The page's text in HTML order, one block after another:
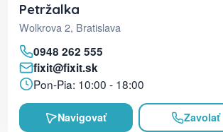
Petržalka
Wolkrova 2, Bratislava
0948 262 555
fixit@fixit.sk
Pon-Pia: 10:00 - 18:00
Navigovať Zavolať